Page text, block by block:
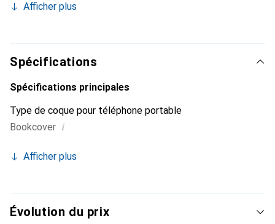
devient un accessoire chic et essentiel pour votre carnet
ses produits de haute qualité, la marque Noreve est un
choix sûr pour une clientèle exigeante.
Afficher plus
Spécifications
Spécifications principales
Type de coque pour téléphone portable
Bookcover i
Afficher plus
Évolution du prix